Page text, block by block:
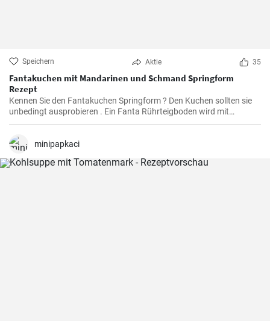
Speichern Aktie 35
Fantakuchen mit Mandarinen und Schmand Springform
Rezept
Kennen Sie den Fantakuchen Springform ? Den Kuchen sollten sie
unbedingt ausprobieren . Ein Fanta Rührteigboden wird mit
Mandarinen und einer Schmand Sahne Füllung belegt. Fruchtig ,
minipapkaci